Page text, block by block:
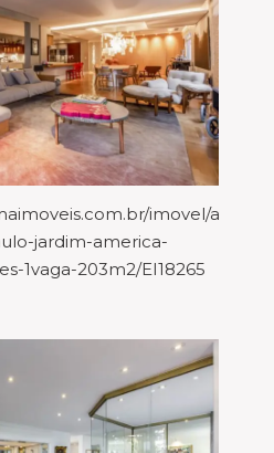
imovel/
jardim-america-
1vaga-203m2/EI18265